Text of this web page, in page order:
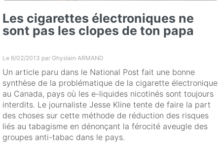
Les cigarettes électroniques ne
sont pas les clopes de ton papa
Le 6/02/2013 par Ghyslain ARMAND
Un article paru dans le National Post fait une bonne
synthèse de la problématique de la cigarette électronique
au Canada, pays où les e-liquides nicotinés sont toujours
interdits. Le journaliste Jesse Kline tente de faire la part
des choses sur cette méthode de réduction des risques
liés au tabagisme en dénonçant la férocité aveugle des
groupes anti-tabac dans le pays.